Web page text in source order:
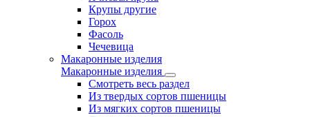
Крупы другие
Горох
Фасоль
Чечевица
Макаронные изделия
Макаронные изделия
Смотреть весь раздел
Из твердых сортов пшеницы
Из мягких сортов пшеницы